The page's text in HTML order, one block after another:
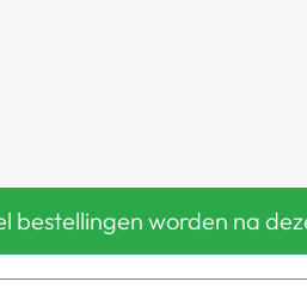
bestellingen worden na